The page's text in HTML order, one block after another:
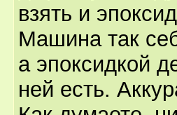
взять и
Машина так
а эпоксидкой
ней есть.